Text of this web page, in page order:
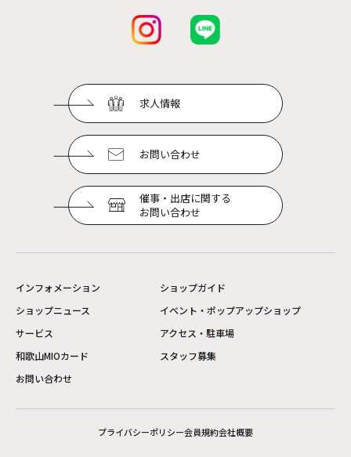
求人情報
お問い合わせ
催事・出店に関する
お問い合わせ
インフォメーション
ショップガイド
ショップニュース
イベント・ポップアップショップ
サービス
アクセス・駐車場
和歌山MIOカード
スタッフ募集
お問い合わせ
プライバシーポリシー会員規約会社概要